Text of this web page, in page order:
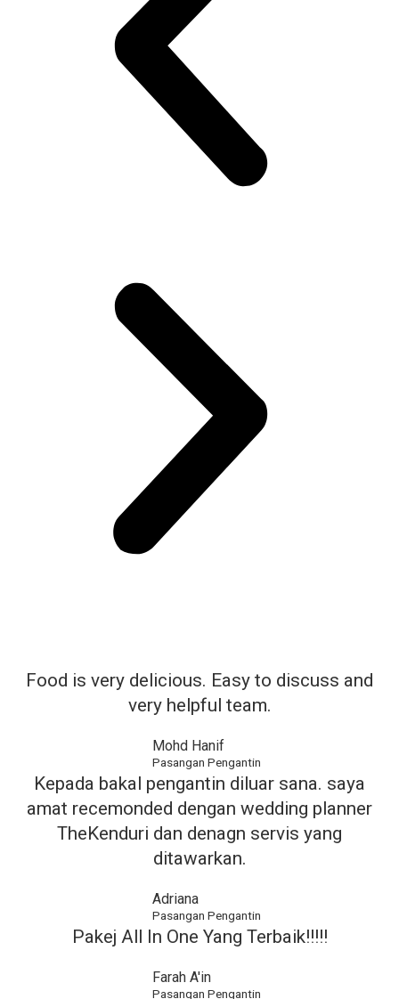
Food is very delicious. Easy to discuss and
very helpful team.
Mohd Hanif
Pasangan Pengantin​
Kepada bakal pengantin diluar sana. saya
amat recemonded dengan wedding planner
TheKenduri dan denagn servis yang
ditawarkan.
Adriana
Pasangan Pengantin
Pakej All In One Yang Terbaik!!!!!
Farah A'in
Pasangan Pengantin